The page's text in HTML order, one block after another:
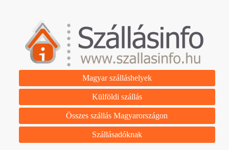
Magyar szálláshelyek
Külföldi szállás
Összes szállás Magyarországon
Szállásadóknak